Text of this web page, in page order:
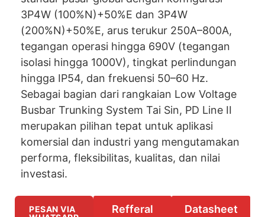
3P4W (100%N)+50%E dan 3P4W
(200%N)+50%E, arus terukur 250A–800A,
tegangan operasi hingga 690V (tegangan
isolasi hingga 1000V), tingkat perlindungan
hingga IP54, dan frekuensi 50–60 Hz.
Sebagai bagian dari rangkaian Low Voltage
Busbar Trunking System Tai Sin, PD Line II
merupakan pilihan tepat untuk aplikasi
komersial dan industri yang mengutamakan
performa, fleksibilitas, kualitas, dan nilai
investasi.
PESAN VIA
Refferal Datasheet